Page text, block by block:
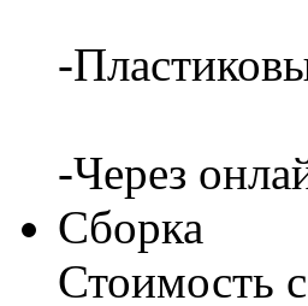
-
-Через
Сборка
Стоимость